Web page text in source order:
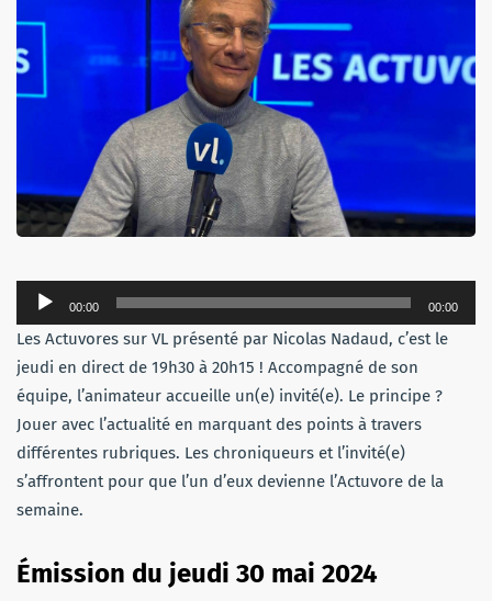
Lecteur
audio
00:00 00:00
Les Actuvores sur VL présenté par Nicolas Nadaud, c’est le
jeudi en direct de 19h30 à 20h15 ! Accompagné de son
équipe, l’animateur accueille un(e) invité(e). Le principe ?
Jouer avec l’actualité en marquant des points à travers
différentes rubriques. Les chroniqueurs et l’invité(e)
s’affrontent pour que l’un d’eux devienne l’Actuvore de la
semaine.
Émission du jeudi 30 mai 2024